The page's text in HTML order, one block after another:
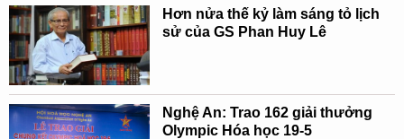
Hơn nửa thế kỷ làm sáng tỏ lịch
sử của GS Phan Huy Lê
Nghệ An: Trao 162 giải thưởng
Olympic Hóa học 19-5